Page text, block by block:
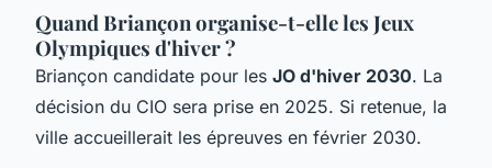
Quand Briançon organise-t-elle les Jeux
Olympiques d'hiver ?
Briançon candidate pour les JO d'hiver 2030. La
décision du CIO sera prise en 2025. Si retenue, la
ville accueillerait les épreuves en février 2030.